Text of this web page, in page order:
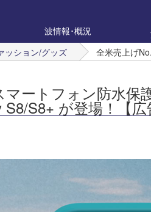
波情報･概況
ッション/グッズ 全米売上げ
ートフォン防水保
S8+ が登場！【広